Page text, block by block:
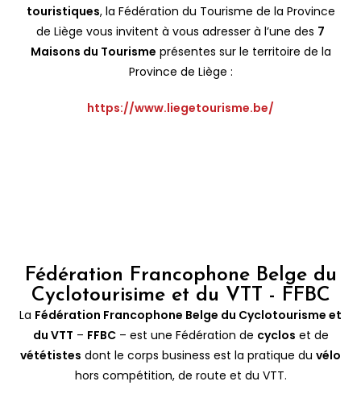
touristiques, la Fédération du Tourisme de la Province
de Liège vous invitent à vous adresser à l’une des 7
Maisons du Tourisme présentes sur le territoire de la
Province de Liège :
https://www.liegetourisme.be/
Fédération Francophone Belge du
Cyclotourisime et du VTT - FFBC
La Fédération Francophone Belge du Cyclotourisme et
du VTT – FFBC– est une Fédération de cyclos et de
vététistes dont le corps business est la pratique du vélo
hors compétition, de route et du VTT.